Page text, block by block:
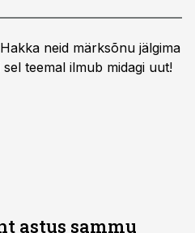
Hakka neid märksõnu jälgima
teemal ilmub midagi uut!
astus sammu